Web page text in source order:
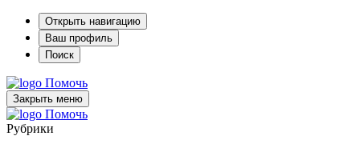
Открыть навигацию
Ваш профиль
Поиск
Помочь
Закрыть меню
Помочь
Рубрики